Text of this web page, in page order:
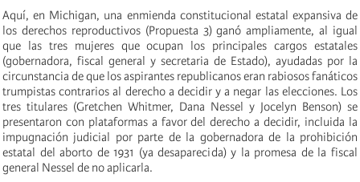
Aquí, en Michigan, una enmienda constitucional estatal expansiva de
los derechos reproductivos (Propuesta 3) ganó ampliamente, al igual
que las tres mujeres que ocupan los principales cargos estatales
(gobernadora, fiscal general y secretaria de Estado), ayudadas por la
circunstancia de que los aspirantes republicanos eran rabiosos fanáticos
trumpistas contrarios al derecho a decidir y a negar las elecciones. Los
tres titulares (Gretchen Whitmer, Dana Nessel y Jocelyn Benson) se
presentaron con plataformas a favor del derecho a decidir, incluida la
impugnación judicial por parte de la gobernadora de la prohibición
estatal del aborto de 1931 (ya desaparecida) y la promesa de la fiscal
general Nessel de no aplicarla.